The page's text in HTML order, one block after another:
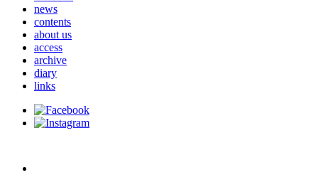
news
contents
about us
access
archive
diary
links